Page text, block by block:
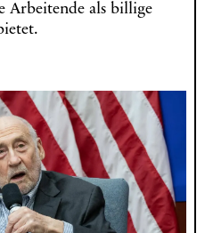
Arbeitende als billige